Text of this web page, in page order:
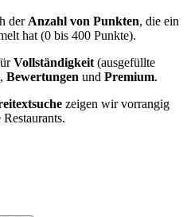
der Anzahl von Punkten, die ein
hat (0 bis 400 Punkte).
Vollständigkeit (ausgefüllte
Bewertungen und Premium.
zeigen wir vorrangig